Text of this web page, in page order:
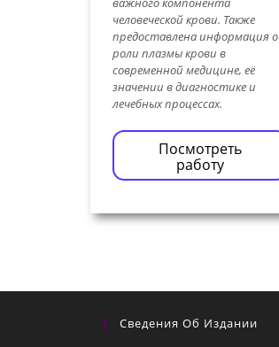
человеческой крови. Также
предоставлена информация о
роли плазмы крови в
современной медицине, её
значении в диагностике и
лечебных процессах.
Посмотреть
работу
Сведения Об Издании